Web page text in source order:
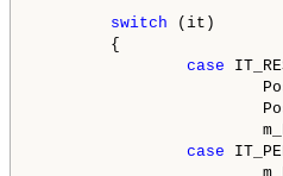
switch (it)
{
case
case